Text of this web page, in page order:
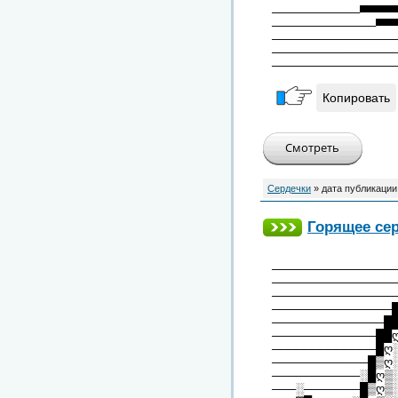
Копировать
Сердечки » дата
Горящее